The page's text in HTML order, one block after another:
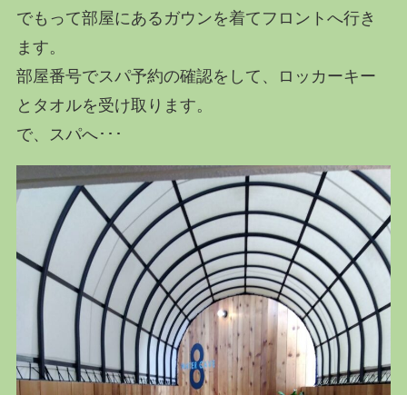
でもって部屋にあるガウンを着てフロントへ行き
ます。
部屋番号でスパ予約の確認をして、ロッカーキー
とタオルを受け取ります。
で、スパへ･･･